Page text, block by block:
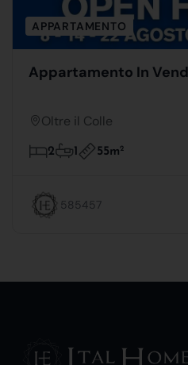
APPARTAMENTO
Appartamento In
Oltre il Colle
2 1 55m2
585457